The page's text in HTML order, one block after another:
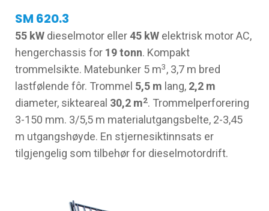
SM 620.3
55 kW dieselmotor eller45 kW elektrisk motor AC,
hengerchassis for 19 tonn. Kompakt
trommelsikte. Matebunker 5 m3, 3,7 m bred
lastfølende fôr. Trommel 5,5 m lang, 2,2 m
diameter, sikteareal 30,2 m2. Trommelperforering
3-150 mm. 3/5,5 m materialutgangsbelte, 2-3,45
m utgangshøyde. En stjernesiktinnsats er
tilgjengelig som tilbehør for dieselmotordrift.